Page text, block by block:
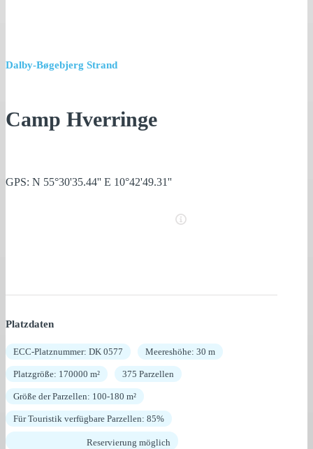
Dalby-Bøgebjerg Strand
Camp Hverringe
GPS: N 55°30'35.44'' E 10°42'49.31''
Platzdaten
ECC-Platznummer: DK 0577 Meereshöhe: 30 m
Platzgröße: 170000 m² 375 Parzellen
Größe der Parzellen: 100-180 m²
Für Touristik verfügbare Parzellen: 85%
Reservierung möglich